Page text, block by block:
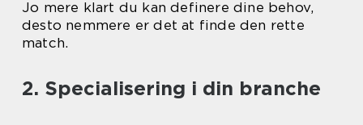
Jo mere klart du kan definere dine behov,
desto nemmere er det at finde den rette
match.
2. Specialisering i din branche